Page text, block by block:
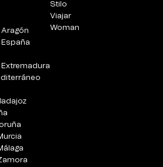
Aragón
Stilo
Viajar
Woman